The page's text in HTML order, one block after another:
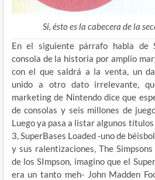
Sí, ésto es la cabecera de la
En el siguiente párrafo habla de
consola de la historia por amplio
con el que saldrá a la venta, un
unido a otro dato irrelevante,
marketing de Nintendo dice que
de consolas y seis millones de
Luego ya pasa a listar algunos
3, SuperBases Loaded -uno de
y sus ralentizaciones, The
de los SImpson, imagino que el
era un tanto meh- John Madden